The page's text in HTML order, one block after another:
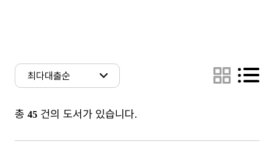
총 45 건의 도서가 있습니다.